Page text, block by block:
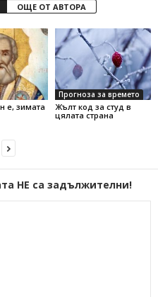
ОЩЕ ОТ АВТОРА
е, зимата
Прогноза за времето
Жълт код за студ в
цялата страна
НЕ са задължителни!